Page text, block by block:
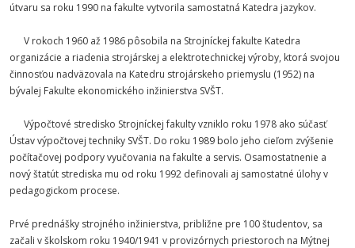
útvaru sa roku 1990 na fakulte vytvorila samostatná Katedra jazykov.
V rokoch 1960 až 1986 pôsobila na Strojníckej fakulte Katedra
organizácie a riadenia strojárskej a elektrotechnickej výroby, ktorá svojou
činnosťou nadväzovala na Katedru strojárskeho priemyslu (1952) na
bývalej Fakulte ekonomického inžinierstva SVŠT.
Výpočtové stredisko Strojníckej fakulty vzniklo roku 1978 ako súčasť
Ústav výpočtovej techniky SVŠT. Do roku 1989 bolo jeho cieľom zvýšenie
počítačovej podpory vyučovania na fakulte a servis. Osamostatnenie a
nový štatút strediska mu od roku 1992 definovali aj samostatné úlohy v
pedagogickom procese.
Prvé prednášky strojného inžinierstva, približne pre 100 študentov, sa
začali v školskom roku 1940/1941 v provizórnych priestoroch na Mýtnej